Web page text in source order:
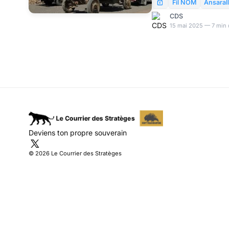
américaine en Mer
prêtait attention aux
Fil NOM
CDS
15 mai 2025 — 7 min
Deviens ton propre souverain
© 2026 Le Courrier des Stratèges